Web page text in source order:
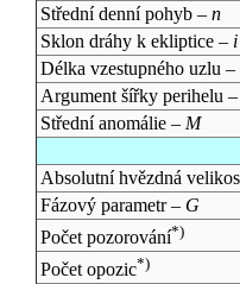
Střední denní pohyb – n
Sklon dráhy k ekliptice – i
Délka vzestupného uzlu –
Argument šířky perihelu
Střední anomálie – M
Absolutní hvězdná
Fázový parametr – G
Počet pozorování*)
Počet opozic*)